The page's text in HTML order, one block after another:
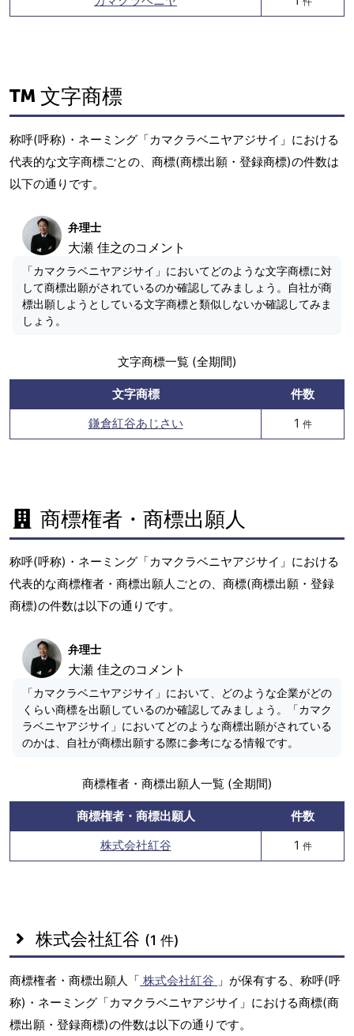
文字商標
称呼(呼称)・ネーミング「カマクラベニヤアジサイ」における
代表的な文字商標ごとの、商標(商標出願・登録商標)の件数は
以下の通りです。
弁理士
大瀬 佳之のコメント
「カマクラベニヤアジサイ」においてどのような文字商標に対
して商標出願がされているのか確認してみましょう。自社が商
標出願しようとしている文字商標と類似しないか確認してみま
しょう。
文字商標一覧 (全期間)
文字商標
件数
鎌倉紅谷あじさい
1 件
商標権者・商標出願人
称呼(呼称)・ネーミング「カマクラベニヤアジサイ」における
代表的な商標権者・商標出願人ごとの、商標(商標出願・登録
商標)の件数は以下の通りです。
弁理士
大瀬 佳之のコメント
「カマクラベニヤアジサイ」において、どのような企業がどの
くらい商標を出願しているのか確認してみましょう。「カマク
ラベニヤアジサイ」においてどのような商標出願がされている
のかは、自社が商標出願する際に参考になる情報です。
商標権者・商標出願人一覧 (全期間)
商標権者・商標出願人
件数
株式会社紅谷
1 件
株式会社紅谷 (1 件)
商標権者・商標出願人「 株式会社紅谷 」が保有する、称呼(呼
称)・ネーミング「カマクラベニヤアジサイ」における商標(商
標出願・登録商標)の件数は以下の通りです。